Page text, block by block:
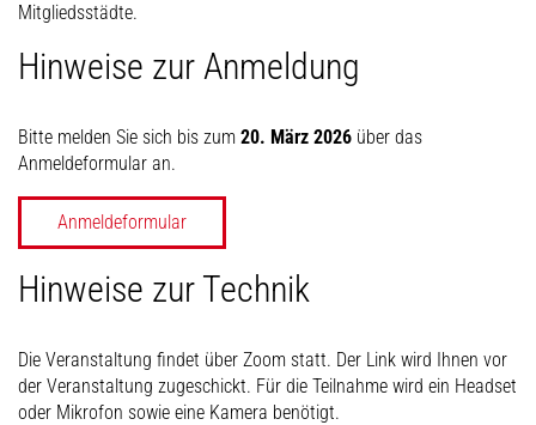
Mitgliedsstädte.
Hinweise zur Anmeldung
Bitte melden Sie sich bis zum 20. März 2026 über das
Anmeldeformular an.
Anmeldeformular
Hinweise zur Technik
Die Veranstaltung findet über Zoom statt. Der Link wird Ihnen vor
der Veranstaltung zugeschickt. Für die Teilnahme wird ein Headset
oder Mikrofon sowie eine Kamera benötigt.